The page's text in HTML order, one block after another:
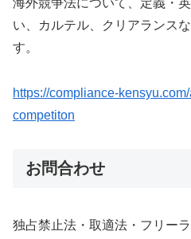
い、カルテル、クリアランス
す。
https://compliance-
competiton
お問合わせ
独占禁止法・取適法・フリー